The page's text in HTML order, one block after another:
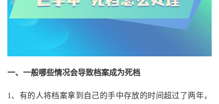
一、一般哪些情况会导致档案成为死档
1、有的人将档案拿到自己的手中存放的时间超过了两年，